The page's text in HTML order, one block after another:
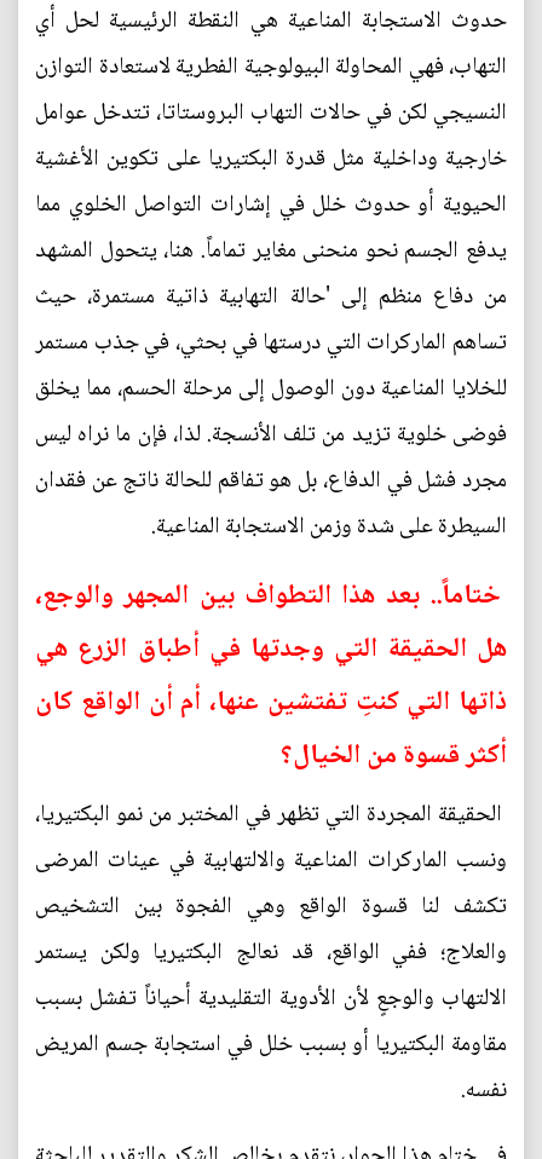
حدوث الاستجابة المناعية هي النقطة الرئيسية لحل أي
التهاب، فهي المحاولة البيولوجية الفطرية لاستعادة التوازن
النسيجي لكن في حالات التهاب البروستاتا، تتدخل عوامل
خارجية وداخلية مثل قدرة البكتيريا على تكوين الأغشية
الحيوية أو حدوث خلل في إشارات التواصل الخلوي مما
يدفع الجسم نحو منحنى مغاير تماماً. هنا، يتحول المشهد
من دفاع منظم إلى 'حالة التهابية ذاتية مستمرة، حيث
تساهم الماركرات التي درستها في بحثي، في جذب مستمر
للخلايا المناعية دون الوصول إلى مرحلة الحسم، مما يخلق
فوضى خلوية تزيد من تلف الأنسجة. لذا، فإن ما نراه ليس
مجرد فشل في الدفاع، بل هو تفاقم للحالة ناتج عن فقدان
السيطرة على شدة وزمن الاستجابة المناعية.
ختاماً.. بعد هذا التطواف بين المجهر والوجع،
هل الحقيقة التي وجدتها في أطباق الزرع هي
ذاتها التي كنتِ تفتشين عنها، أم أن الواقع كان
أكثر قسوة من الخيال؟
الحقيقة المجردة التي تظهر في المختبر من نمو البكتيريا،
ونسب الماركرات المناعية والالتهابية في عينات المرضى
تكشف لنا قسوة الواقع وهي الفجوة بين التشخيص
والعلاج؛ ففي الواقع، قد نعالج البكتيريا ولكن يستمر
الالتهاب والوجعٍ لأن الأدوية التقليدية أحياناً تفشل بسبب
مقاومة البكتيريا أو بسبب خلل في استجابة جسم المريض
نفسه.